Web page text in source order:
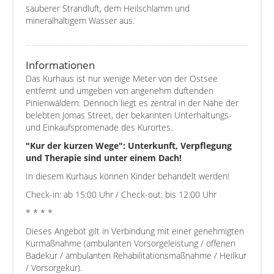
sauberer Strandluft, dem Heilschlamm und
mineralhaltigem Wasser aus.
Informationen
Das Kurhaus ist nur wenige Meter von der Ostsee
entfernt und umgeben von angenehm duftenden
Pinienwäldern. Dennoch liegt es zentral in der Nähe der
belebten Jomas Street, der bekannten Unterhaltungs-
und Einkaufspromenade des Kurortes.
"Kur der kurzen Wege": Unterkunft, Verpflegung
und Therapie sind unter einem Dach!
In diesem Kurhaus können Kinder behandelt werden!
Check-in: ab 15:00 Uhr / Check-out: bis 12:00 Uhr
* * * *
Dieses Angebot gilt in Verbindung mit einer genehmigten
Kurmaßnahme (ambulanten Vorsorgeleistung / offenen
Badekur / ambulanten Rehabilitationsmaßnahme / Heilkur
/ Vorsorgekur).